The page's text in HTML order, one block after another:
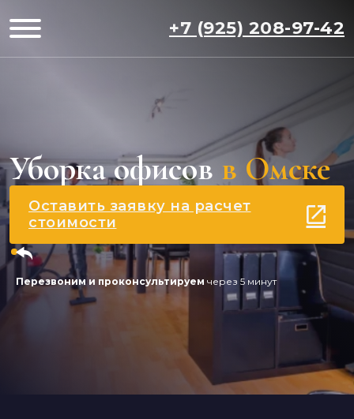
+7 (925) 208-97-42
Уборка офисовв Омске
Оставить заявку на расчет
стоимости
Перезвоним и проконсультируем через 5 минут